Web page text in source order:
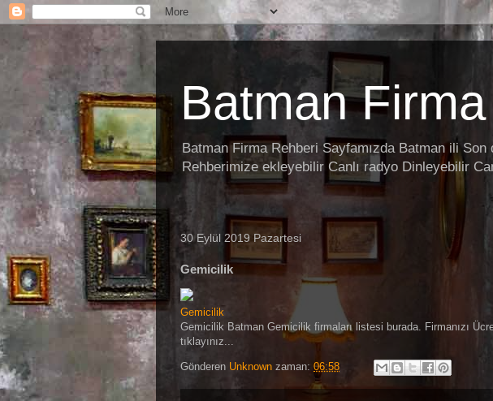
Batman
Batman Firma Rehberi Sayfamızda Batman ili
Rehberimize ekleyebilir Canlı radyo Dinleyebilir
30 Eylül 2019 Pazartesi
Gemicilik
Gemicilik
Gemicilik Batman Gemicilik firmaları listesi burada. Firmanızı
tıklayınız...
Gönderen Unknown zaman: 06:58